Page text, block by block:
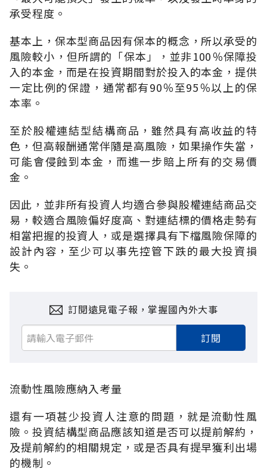
承受程度。
基本上，保本型商品因有保本的概念，所以承受的
風險較小，但所謂的「保本」，並非100％保障投
入的本金，而是在投資期間對於投入的本金，提供
一定比例的保證，通常都有90％至95％以上的保
本率。
至於股權連結型結構商品，雖然具有高收益的特
色，但高報酬通常伴隨是高風險，如果操作失當，
可能會侵蝕到本金，而進一步賠上所有的交易價
金。
因此，並非所有投資人均適合參與股權連結商品交
易，較適合風險偏好度高、對連結標的價格走勢有
相當把握的投資人，或是選擇具有下檔風險保障的
設計內容，至少可以事先控管下跌的最大投資損
失。
訂閱遠見電子報，掌握國內外大事
訂閱
流動性風險應納入考量
還有一項甚少投資人注意的問題，就是流動性風
險。投資結構型商品應該知道是否可以提前解約，
及提前解約的相關規定，或是否具有提早獲利出場
的機制。